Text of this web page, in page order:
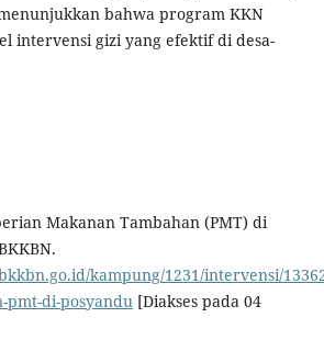
bahwa program KKN
intervensi gizi yang efektif di desa-
Makanan Tambahan (PMT) di
kampung/1231/intervensi/
pmt-di-posyandu[Diakses pada 04